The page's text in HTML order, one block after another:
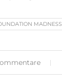
MADNESS